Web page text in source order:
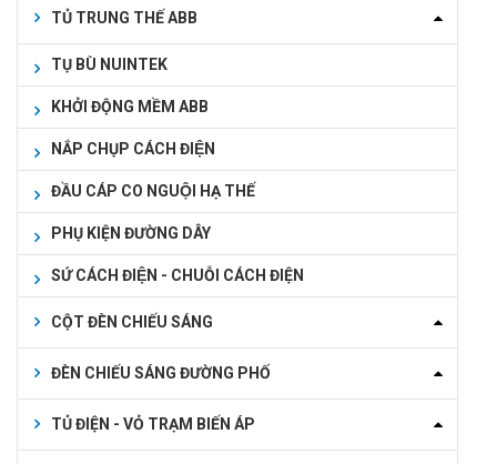
TỦ TRUNG THẾ ABB
TỤ BÙ NUINTEK
KHỞI ĐỘNG MỀM ABB
NẮP CHỤP CÁCH ĐIỆN
ĐẦU CÁP CO NGUỘI HẠ THẾ
PHỤ KIỆN ĐƯỜNG DÂY
SỨ CÁCH ĐIỆN - CHUỖI CÁCH ĐIỆN
CỘT ĐÈN CHIẾU SÁNG
ĐÈN CHIẾU SÁNG ĐƯỜNG PHỐ
TỦ ĐIỆN - VỎ TRẠM BIẾN ÁP